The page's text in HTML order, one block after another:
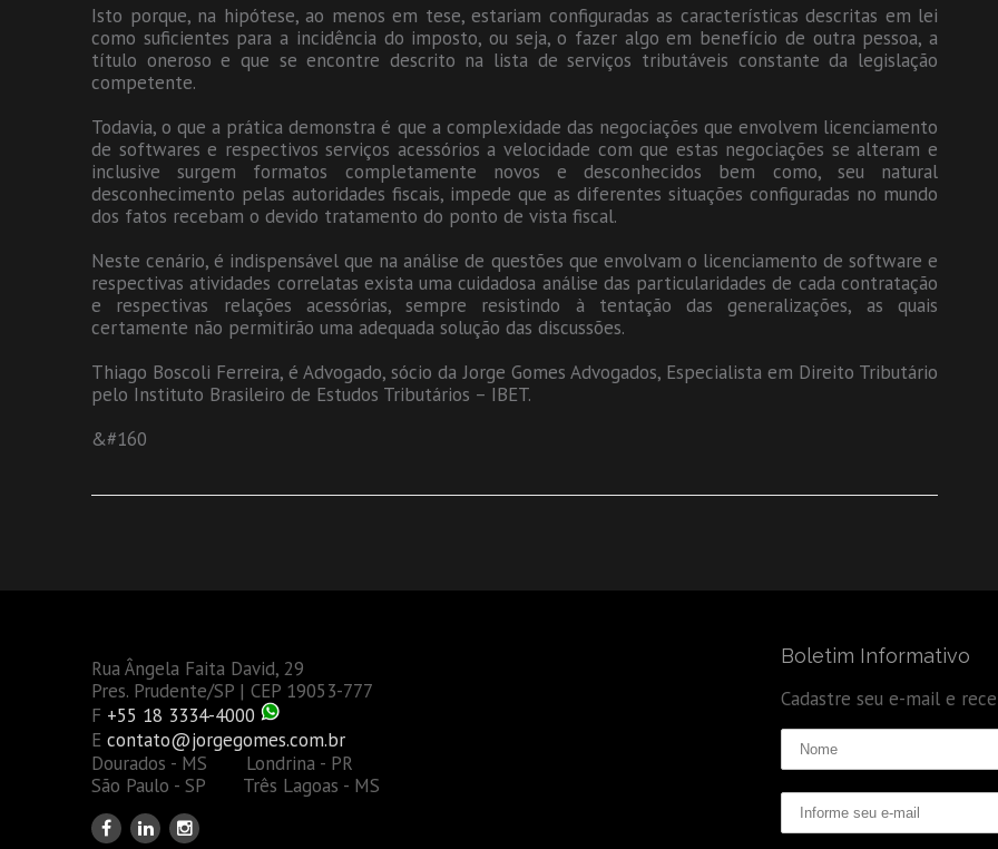
Isto porque, na hipótese, ao menos em tese, estariam configuradas as características descritas em lei
como suficientes para a incidência do imposto, ou seja, o fazer algo em benefício de outra pessoa, a
título oneroso e que se encontre descrito na lista de serviços tributáveis constante da legislação
competente.
Todavia, o que a prática demonstra é que a complexidade das negociações que envolvem licenciamento
de softwares e respectivos serviços acessórios a velocidade com que estas negociações se alteram e
inclusive surgem formatos completamente novos e desconhecidos bem como, seu natural
desconhecimento pelas autoridades fiscais, impede que as diferentes situações configuradas no mundo
dos fatos recebam o devido tratamento do ponto de vista fiscal.
Neste cenário, é indispensável que na análise de questões que envolvam o licenciamento de software e
respectivas atividades correlatas exista uma cuidadosa análise das particularidades de cada contratação
e respectivas relações acessórias, sempre resistindo à tentação das generalizações, as quais
certamente não permitirão uma adequada solução das discussões.
Thiago Boscoli Ferreira, é Advogado, sócio da Jorge Gomes Advogados, Especialista em Direito Tributário
pelo Instituto Brasileiro de Estudos Tributários – IBET.
&#160
Rua Ângela Faita David, 29
Pres. Prudente/SP | CEP 19053-777
F +55 18 3334-4000
E contato@jorgegomes.com.br
Dourados - MS Londrina - PR
São Paulo - SP Três Lagoas - MS
Boletim Informativo
Cadastre seu e-mail e